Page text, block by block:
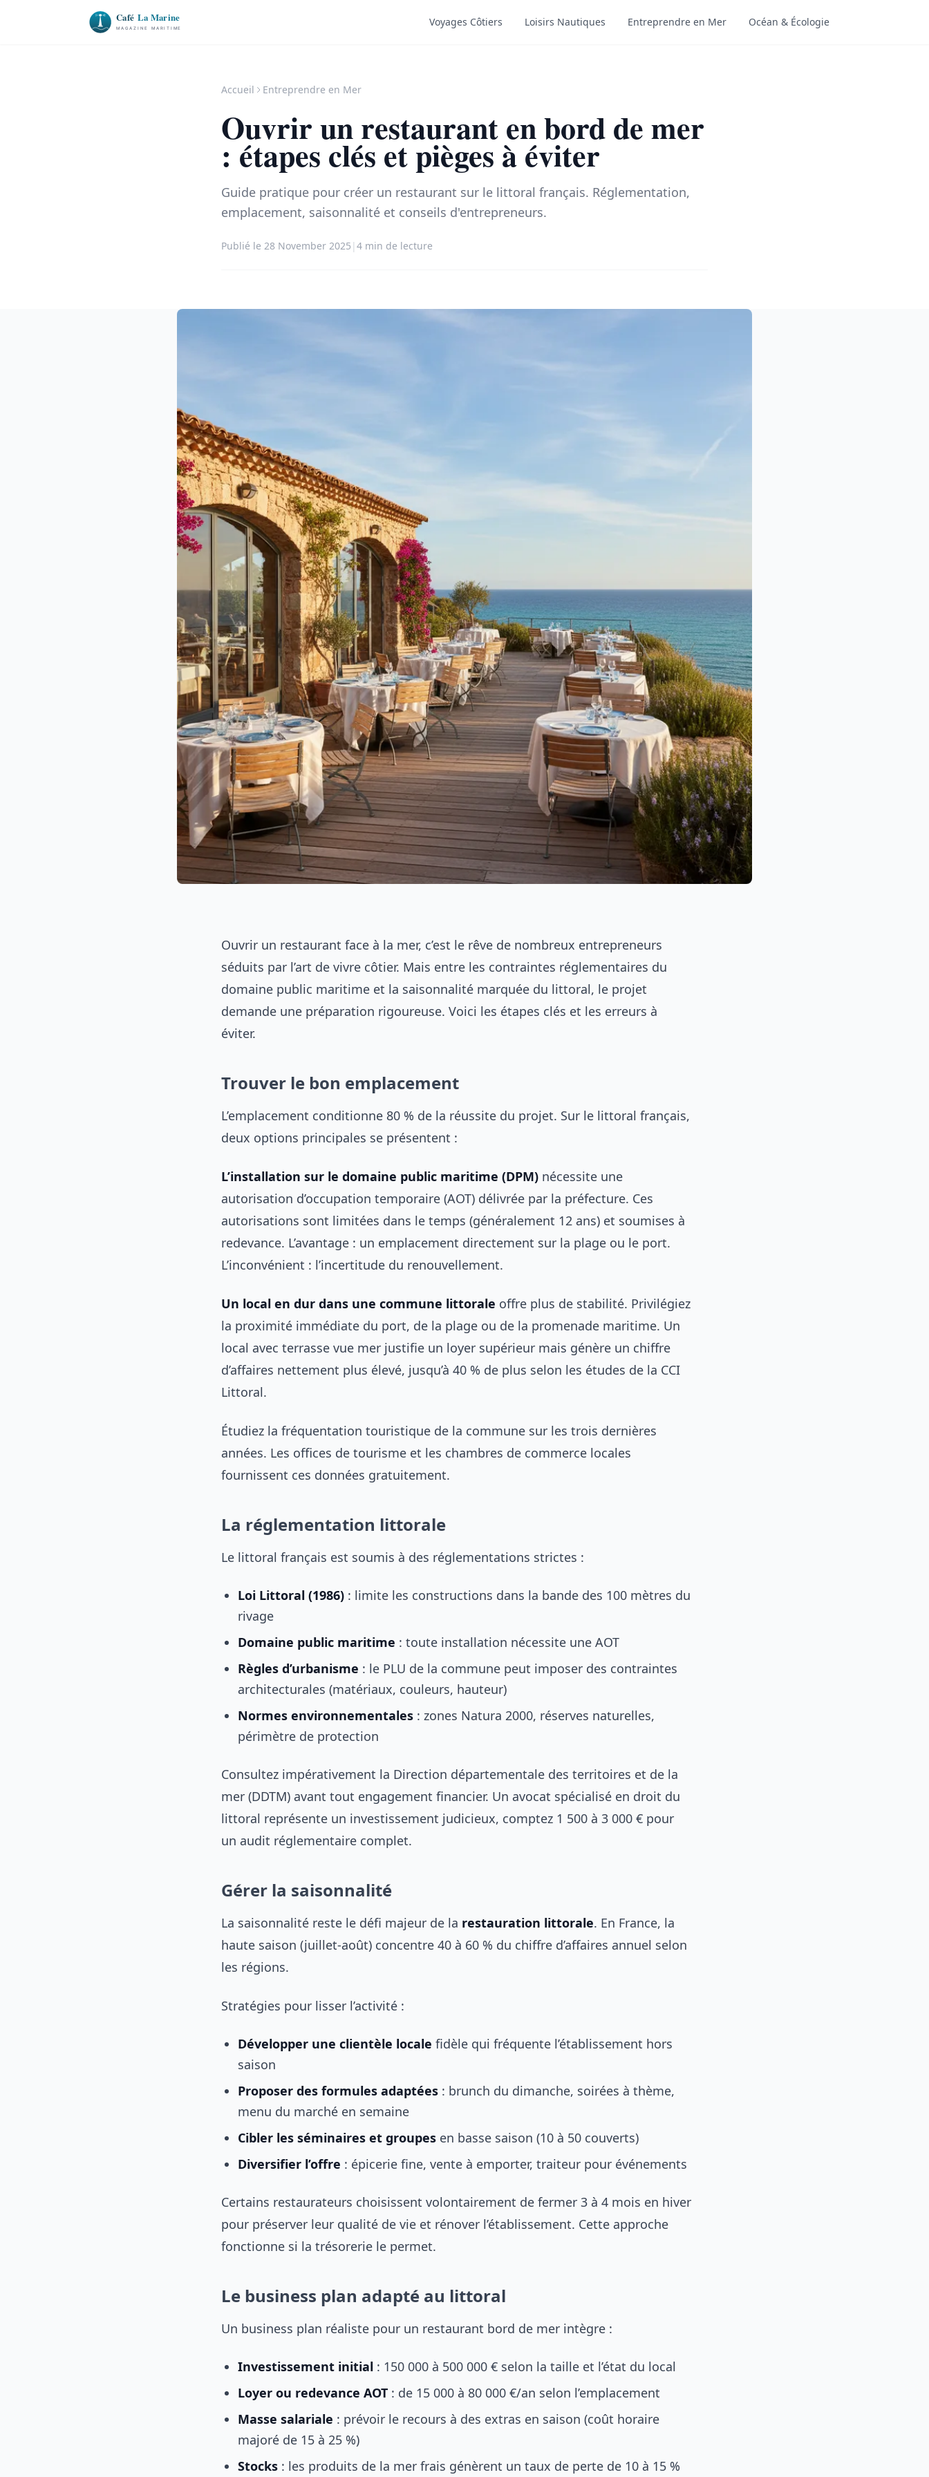
Voyages Côtiers Loisirs Nautiques Entreprendre en Mer Océan & Écologie
Accueil Entreprendre en Mer
Ouvrir un restaurant en bord de mer
: étapes clés et pièges à éviter
Guide pratique pour créer un restaurant sur le littoral français. Réglementation,
emplacement, saisonnalité et conseils d'entrepreneurs.
Publié le 28 November 2025 | 4 min de lecture
Ouvrir un restaurant face à la mer, c’est le rêve de nombreux entrepreneurs
séduits par l’art de vivre côtier. Mais entre les contraintes réglementaires du
domaine public maritime et la saisonnalité marquée du littoral, le projet
demande une préparation rigoureuse. Voici les étapes clés et les erreurs à
éviter.
Trouver le bon emplacement
L’emplacement conditionne 80 % de la réussite du projet. Sur le littoral français,
deux options principales se présentent :
L’installation sur le domaine public maritime (DPM) nécessite une
autorisation d’occupation temporaire (AOT) délivrée par la préfecture. Ces
autorisations sont limitées dans le temps (généralement 12 ans) et soumises à
redevance. L’avantage : un emplacement directement sur la plage ou le port.
L’inconvénient : l’incertitude du renouvellement.
Un local en dur dans une commune littorale offre plus de stabilité. Privilégiez
la proximité immédiate du port, de la plage ou de la promenade maritime. Un
local avec terrasse vue mer justifie un loyer supérieur mais génère un chiffre
d’affaires nettement plus élevé, jusqu’à 40 % de plus selon les études de la CCI
Littoral.
Étudiez la fréquentation touristique de la commune sur les trois dernières
années. Les offices de tourisme et les chambres de commerce locales
fournissent ces données gratuitement.
La réglementation littorale
Le littoral français est soumis à des réglementations strictes :
Loi Littoral (1986) : limite les constructions dans la bande des 100 mètres du
rivage
Domaine public maritime : toute installation nécessite une AOT
Règles d’urbanisme : le PLU de la commune peut imposer des contraintes
architecturales (matériaux, couleurs, hauteur)
Normes environnementales : zones Natura 2000, réserves naturelles,
périmètre de protection
Consultez impérativement la Direction départementale des territoires et de la
mer (DDTM) avant tout engagement financier. Un avocat spécialisé en droit du
littoral représente un investissement judicieux, comptez 1 500 à 3 000 € pour
un audit réglementaire complet.
Gérer la saisonnalité
La saisonnalité reste le défi majeur de la restauration littorale. En France, la
haute saison (juillet-août) concentre 40 à 60 % du chiffre d’affaires annuel selon
les régions.
Stratégies pour lisser l’activité :
Développer une clientèle locale fidèle qui fréquente l’établissement hors
saison
Proposer des formules adaptées : brunch du dimanche, soirées à thème,
menu du marché en semaine
Cibler les séminaires et groupes en basse saison (10 à 50 couverts)
Diversifier l’offre : épicerie fine, vente à emporter, traiteur pour événements
Certains restaurateurs choisissent volontairement de fermer 3 à 4 mois en hiver
pour préserver leur qualité de vie et rénover l’établissement. Cette approche
fonctionne si la trésorerie le permet.
Le business plan adapté au littoral
Un business plan réaliste pour un restaurant bord de mer intègre :
Investissement initial : 150 000 à 500 000 € selon la taille et l’état du local
Loyer ou redevance AOT : de 15 000 à 80 000 €/an selon l’emplacement
Masse salariale : prévoir le recours à des extras en saison (coût horaire
majoré de 15 à 25 %)
Stocks : les produits de la mer frais génèrent un taux de perte de 10 à 15 %